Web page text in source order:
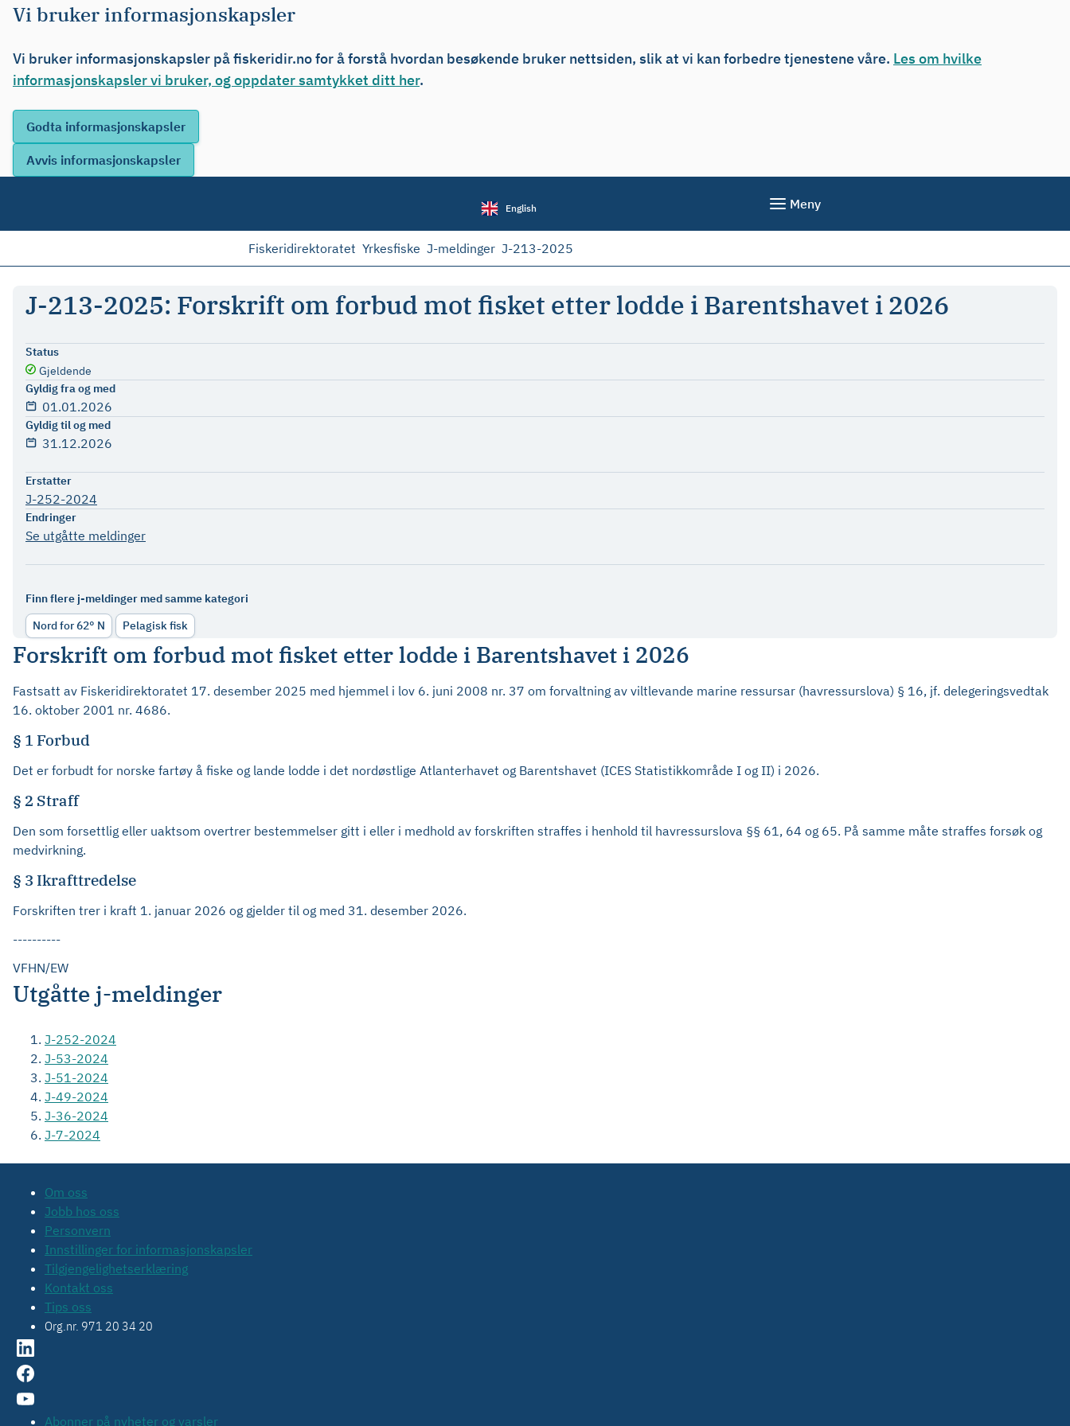
Vi bruker informasjonskapsler
Vi bruker informasjonskapsler på fiskeridir.no for å forstå hvordan besøkende bruker nettsiden, slik at vi kan forbedre tjenestene våre. Les om hvilke
informasjonskapsler vi bruker, og oppdater samtykket ditt her.
English Meny
Fiskeridirektoratet Yrkesfiske J-meldinger J-213-2025
J-213-2025: Forskrift om forbud mot fisket etter lodde i Barentshavet i 2026
Status
Gjeldende
Gyldig fra og med
01.01.2026
Gyldig til og med
31.12.2026
Erstatter
J-252-2024
Endringer
Se utgåtte meldinger
Finn flere j-meldinger med samme kategori
Nord for 62° N
Pelagisk fisk
Forskrift om forbud mot fisket etter lodde i Barentshavet i 2026
Fastsatt av Fiskeridirektoratet 17. desember 2025 med hjemmel i lov 6. juni 2008 nr. 37 om forvaltning av viltlevande marine ressursar (havressurslova) § 16, jf. delegeringsvedtak
16. oktober 2001 nr. 4686.
§ 1 Forbud
Det er forbudt for norske fartøy å fiske og lande lodde i det nordøstlige Atlanterhavet og Barentshavet (ICES Statistikkområde I og II) i 2026.
§ 2 Straff
Den som forsettlig eller uaktsom overtrer bestemmelser gitt i eller i medhold av forskriften straffes i henhold til havressurslova §§ 61, 64 og 65. På samme måte straffes forsøk og
medvirkning.
§ 3 Ikrafttredelse
Forskriften trer i kraft 1. januar 2026 og gjelder til og med 31. desember 2026.
----------
VFHN/EW
Utgåtte j-meldinger
J-252-2024
J-53-2024
J-51-2024
J-49-2024
J-36-2024
J-7-2024
Om oss
Jobb hos oss
Personvern
Innstillinger for informasjonskapsler
Tilgjengelighetserklæring
Kontakt oss
Tips oss
Org.nr. 971 20 34 20
Abonner på nyheter og varsler